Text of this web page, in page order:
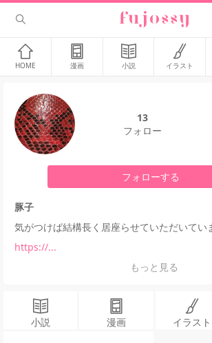
HOME 漫画 小説 イラスト
13
フォロー
フォローする
豚子
気がつけば結構長く居座らせていただいてい
https://...
もっと見る
小説 漫画 イラスト